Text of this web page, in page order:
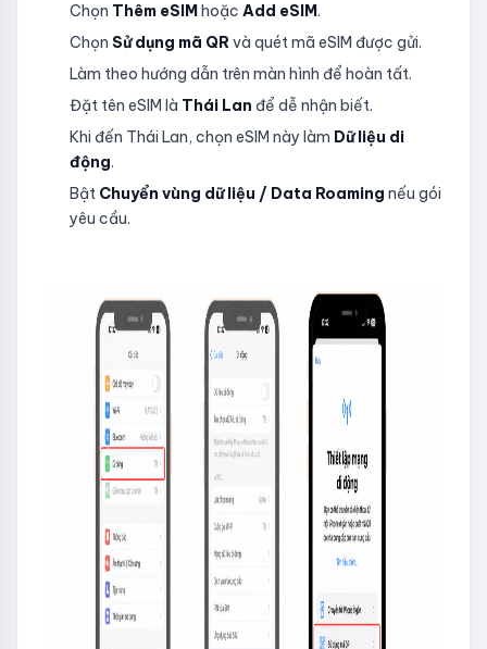
Chọn Thêm eSIMhoặc Add eSIM.
Chọn Sử dụng mã QR và quét mã eSIM được gửi.
Làm theo hướng dẫn trên màn hình để hoàn tất.
Đặt tên eSIM là Thái Lan để dễ nhận biết.
Khi đến Thái Lan, chọn eSIM này làm Dữ liệu di
động.
Bật Chuyển vùng dữ liệu / Data Roaming nếu gói
yêu cầu.